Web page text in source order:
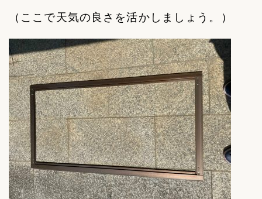
（ここで天気の良さを活かしましょう。）